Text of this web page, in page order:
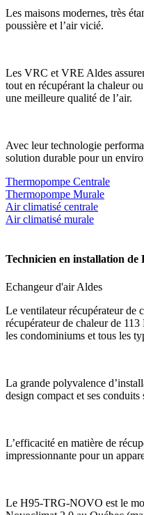
Les maisons modernes, très
poussière et l’air vicié.
Les VRC et VRE Aldes
tout en récupérant la chaleur
une meilleure qualité de l’air.
Avec leur technologie
solution durable pour un
Thermopompe Centrale
Thermopompe Murale
Air climatisé centrale
Air climatisé murale
Technicien en installation
Echangeur d'air Aldes
Le ventilateur récupérateur de
récupérateur de chaleur de
les condominiums et tous les
La grande polyvalence
design compact et ses conduits
L’efficacité en matière de
impressionnante pour un
Le H95-TRG-NOVO est le